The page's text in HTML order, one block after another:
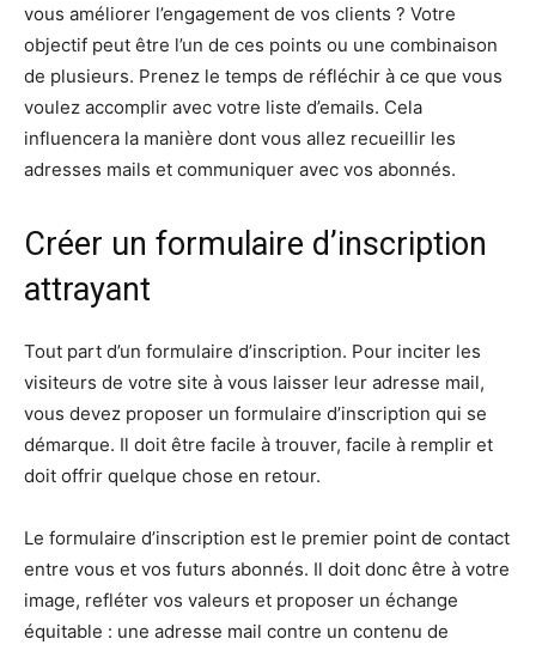
vous améliorer l’engagement de vos clients ? Votre
objectif peut être l’un de ces points ou une combinaison
de plusieurs. Prenez le temps de réfléchir à ce que vous
voulez accomplir avec votre liste d’emails. Cela
influencera la manière dont vous allez recueillir les
adresses mails et communiquer avec vos abonnés.
Créer un formulaire d’inscription
attrayant
Tout part d’un formulaire d’inscription. Pour inciter les
visiteurs de votre site à vous laisser leur adresse mail,
vous devez proposer un formulaire d’inscription qui se
démarque. Il doit être facile à trouver, facile à remplir et
doit offrir quelque chose en retour.
Le formulaire d’inscription est le premier point de contact
entre vous et vos futurs abonnés. Il doit donc être à votre
image, refléter vos valeurs et proposer un échange
équitable : une adresse mail contre un contenu de